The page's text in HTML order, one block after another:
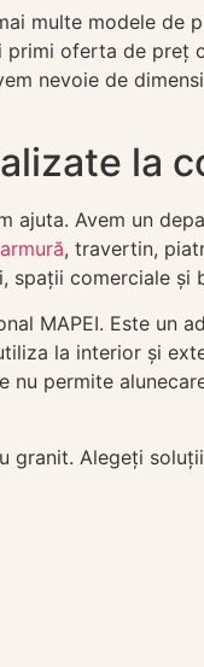
multe modele
oferta de
nevoie de
la
Avem un
, travertin,
spații comerciale și
MAPEI. Este un
la interior și
permite
granit. Alegeți